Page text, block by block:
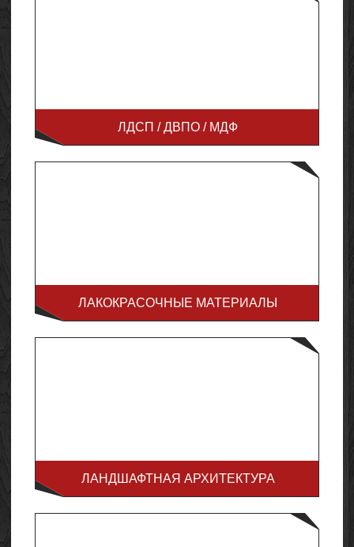
ЛДСП / ДВПО / МДФ
ЛАКОКРАСОЧНЫЕ МАТЕРИАЛЫ
ЛАНДШАФТНАЯ АРХИТЕКТУРА